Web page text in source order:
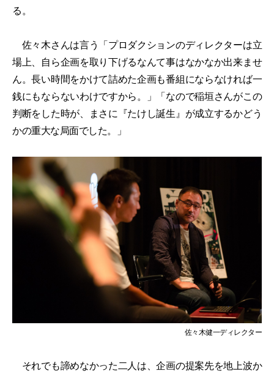
る。
佐々木さんは言う「プロダクションのディレクターは立
場上、自ら企画を取り下げるなんて事はなかなか出来ませ
ん。長い時間をかけて詰めた企画も番組にならなければ一
銭にもならないわけですから。」「なので稲垣さんがこの
判断をした時が、まさに『たけし誕生』が成立するかどう
かの重大な局面でした。」
佐々木健一ディレクター
それでも諦めなかった二人は、企画の提案先を地上波か